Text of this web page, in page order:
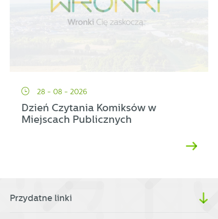
28 - 08 - 2026
Dzień Czytania Komiksów w
Miejscach Publicznych
Przydatne linki